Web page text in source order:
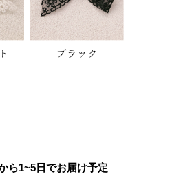
ら1~5日でお届け予定